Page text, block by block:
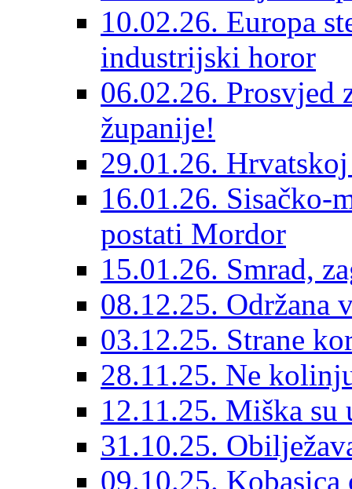
10.02.26. Europa
industrijski horor
06.02.26. Prosvjed
županije!
29.01.26.
16.01.26. Sisačko-
postati Mordor
15.01.26. Smrad,
08.12.25. Održana
03.12.25. Strane
28.11.25. Ne
12.11.25. Miška
31.10.25.
09.10.25. Kobasica